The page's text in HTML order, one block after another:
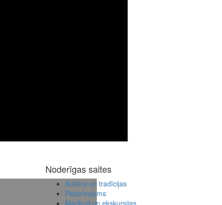
Noderīgas saites
Kultūra un tradīcijas
Piedzīvojums